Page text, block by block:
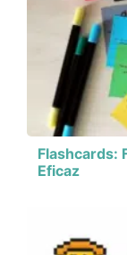
Flashcards:
Eficaz